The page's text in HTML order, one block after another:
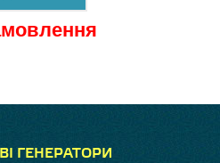
ГЕНЕРАТОРИ